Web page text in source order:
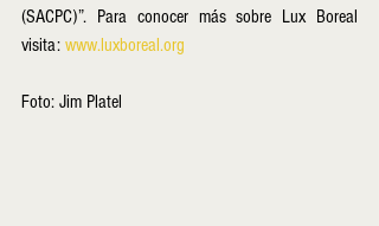
(SACPC)”. Para conocer más sobre Lux Boreal
visita: www.luxboreal.org
Foto: Jim Platel